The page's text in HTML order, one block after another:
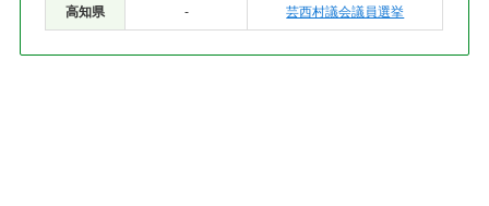
高知県 - 芸西村議会議員選挙